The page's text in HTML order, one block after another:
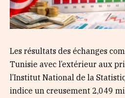
Les résultats des échanges
Tunisie avec l’extérieur aux
l’Institut National de la
indice un creusement 2,049